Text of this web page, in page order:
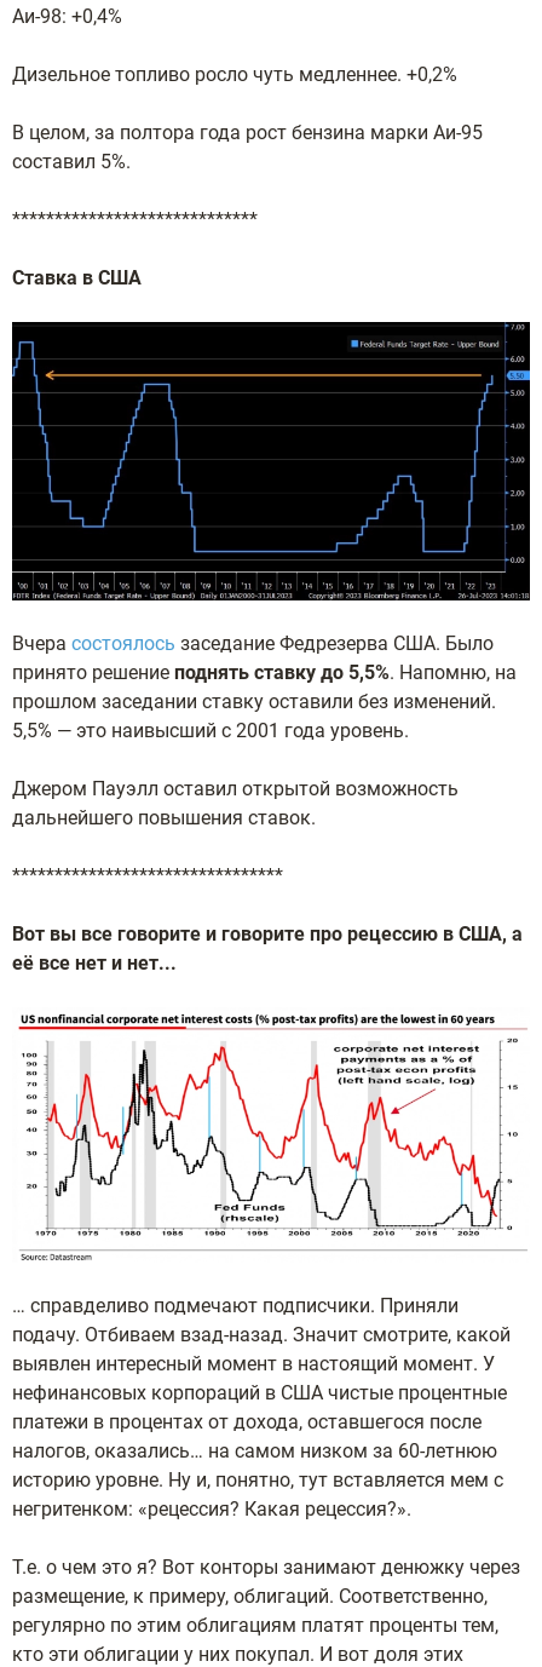
Аи-98: +0,4%
Дизельное топливо росло чуть медленнее. +0,2%
В целом, за полтора года рост бензина марки Аи-95
составил 5%.
*****************************
Ставка в США
Вчера состоялось заседание Федрезерва США. Было
принято решение поднять ставку до 5,5%. Напомню, на
прошлом заседании ставку оставили без изменений.
5,5% — это наивысший с 2001 года уровень.
Джером Пауэлл оставил открытой возможность
дальнейшего повышения ставок.
********************************
Вот вы все говорите и говорите про рецессию в США, а
её все нет и нет...
… справделиво подмечают подписчики. Приняли
подачу. Отбиваем взад-назад. Значит смотрите, какой
выявлен интересный момент в настоящий момент. У
нефинансовых корпораций в США чистые процентные
платежи в процентах от дохода, оставшегося после
налогов, оказались… на самом низком за 60-летнюю
историю уровне. Ну и, понятно, тут вставляется мем с
негритенком: «рецессия? Какая рецессия?».
Т.е. о чем это я? Вот конторы занимают денюжку через
размещение, к примеру, облигаций. Соответственно,
регулярно по этим облигациям платят проценты тем,
кто эти облигации у них покупал. И вот доля этих